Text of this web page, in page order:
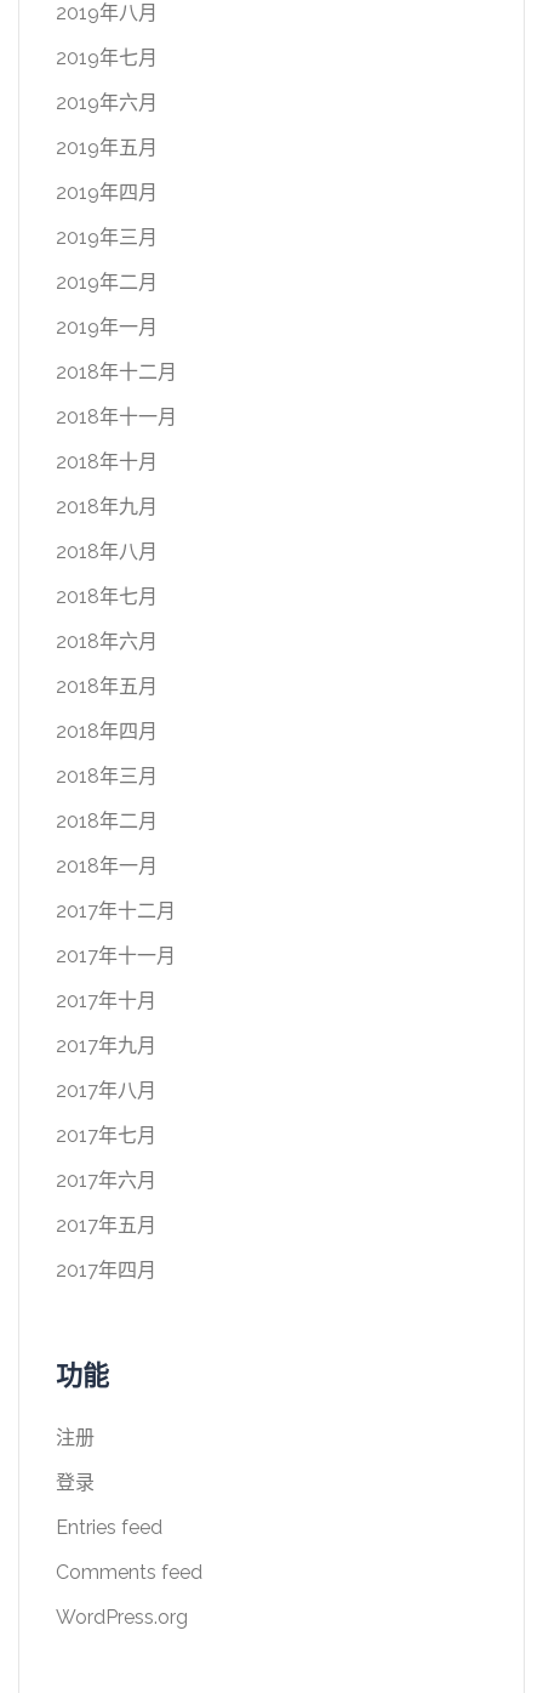
2019年八月
2019年七月
2019年六月
2019年五月
2019年四月
2019年三月
2019年二月
2019年一月
2018年十二月
2018年十一月
2018年十月
2018年九月
2018年八月
2018年七月
2018年六月
2018年五月
2018年四月
2018年三月
2018年二月
2018年一月
2017年十二月
2017年十一月
2017年十月
2017年九月
2017年八月
2017年七月
2017年六月
2017年五月
2017年四月
功能
注册
登录
Entries feed
Comments feed
WordPress.org